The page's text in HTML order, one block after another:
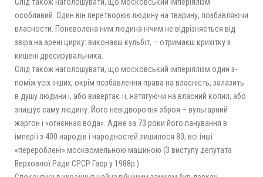
особливий. Один він перетворює людину на тварину, позбавляючи
власности. Поневолена ним людина нічим не відрізняється від
звіра на арені цирку: виконаєш кульбіт, – отримаєш крихітку з
кишені дресирувальника.
Слід також наголошувати, що московський імперіялізм один з-
поміж усіх інших, окрім позбавлення права на власність, залазить
в душу людини і, або вивертає її, натягуючи на власний копил, або
знищує саму людину. Його невідворотня зброя – вульгарний
жаргон і «огнєнная вода». Адже за 73 роки його панування в
імперії з 400 народів і народностей лишилося 80, всі інші
«перероблені» москвомельною машиною (З виступу депутата
Верховної Ради СРСР Гаєр у 1988р.).